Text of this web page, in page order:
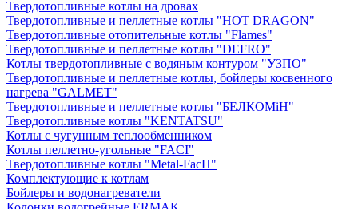
Твердотопливные котлы на дровах
Твердотопливные и пеллетные котлы "HOT DRAGON"
Твердотопливные отопительные котлы "Flames"
Твердотопливные и пеллетные котлы "DEFRO"
Котлы твердотопливные с водяным контуром "УЗПО"
Твердотопливные и пеллетные котлы, бойлеры косвенного
нагрева "GALMET"
Твердотопливные и пеллетные котлы "БЕЛКОМiН"
Твердотопливные котлы "KENTATSU"
Котлы с чугунным теплообменником
Котлы пеллетно-угольные "FACI"
Твердотопливные котлы "Metal-FacH"
Комплектующие к котлам
Бойлеры и водонагреватели